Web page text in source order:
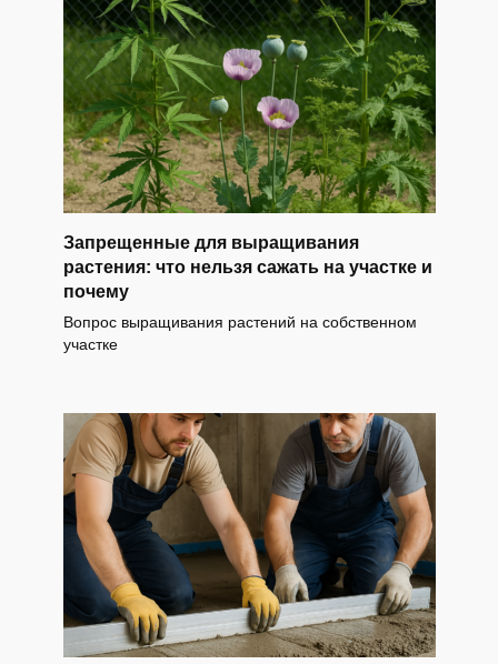
Запрещенные для выращивания
растения: что нельзя сажать на участке и
почему
Вопрос выращивания растений на собственном
участке